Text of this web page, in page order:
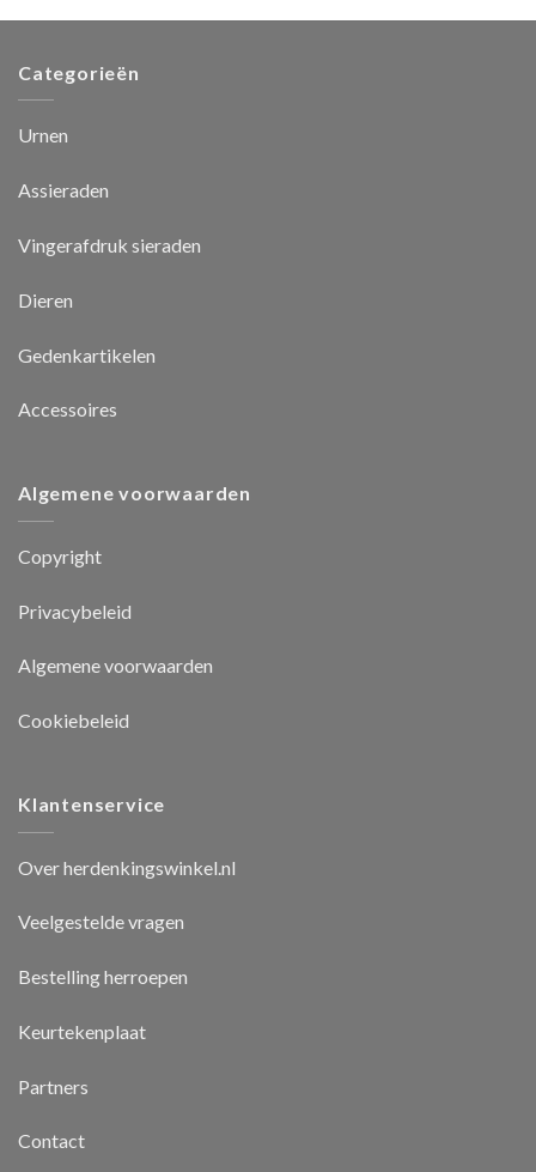
Categorieën
Urnen
Assieraden
Vingerafdruk sieraden
Dieren
Gedenkartikelen
Accessoires
Algemene voorwaarden
Copyright
Privacybeleid
Algemene voorwaarden
Cookiebeleid
Klantenservice
Over herdenkingswinkel.nl
Veelgestelde vragen
Bestelling herroepen
Keurtekenplaat
Partners
Contact